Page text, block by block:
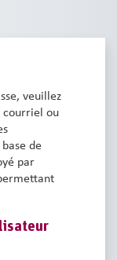
veuillez
courriel ou
de
par